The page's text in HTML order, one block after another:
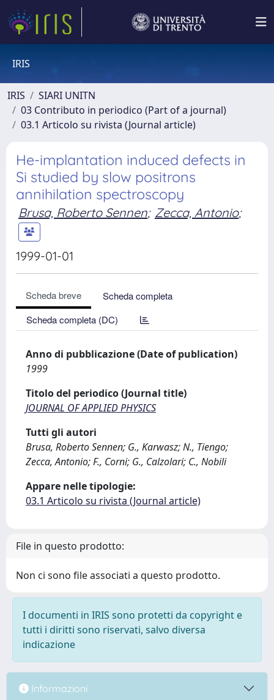
IRIS
IRIS
SIARI UNITN
03 Contributo in periodico (Part of a journal)
03.1 Articolo su rivista (Journal article)
He-implantation induced defects in
Si studied by slow positrons
annihilation spectroscopy
Brusa, Roberto Sennen; Zecca, Antonio;
1999-01-01
Scheda breve
Scheda completa
Scheda completa (DC)
Anno di pubblicazione (Date of publication)
1999
Titolo del periodico (Journal title)
JOURNAL OF APPLIED PHYSICS
Tutti gli autori
Brusa, Roberto Sennen; G., Karwasz; N., Tiengo;
Zecca, Antonio; F., Corni; G., Calzolari; C., Nobili
Appare nelle tipologie:
03.1 Articolo su rivista (Journal article)
File in questo prodotto:
Non ci sono file associati a questo prodotto.
I documenti in IRIS sono protetti da copyright e
tutti i diritti sono riservati, salvo diversa
indicazione
Informazioni